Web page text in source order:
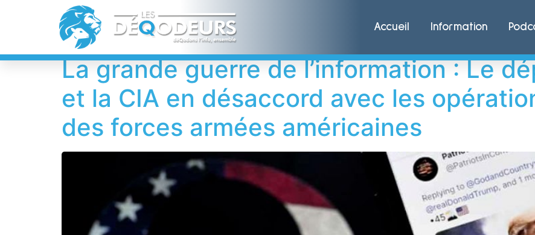
Accueil Information
Étiquette :NXIVM
La grande guerre de l’information : Le
et la CIA en désaccord avec les
des forces armées américaines